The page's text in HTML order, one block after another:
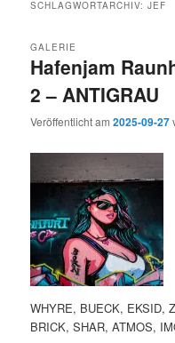
SCHLAGWORTARCHIV:JEF
Hafenjam
2 – ANTIGRAU
GALERIE
Veröffentlicht am2025-09-27
WHYRE, BUECK, EKSID,
BRICK, SHAR, ATMOS,